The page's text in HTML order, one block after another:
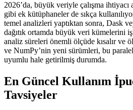
2026’da, büyük veriyle çalışma ihtiyacı
gibi ek kütüphaneler de sıkça
temel analizleri yaptıktan sonra, Dask
dağıtık ortamda büyük veri kümelerini
analiz süreleri önemli ölçüde kısalır ve
ve NumPy’nin yeni sürümleri, bu
uyumlu hale getirilmiş durumda.
En Güncel Kullanım
Tavsiyeler